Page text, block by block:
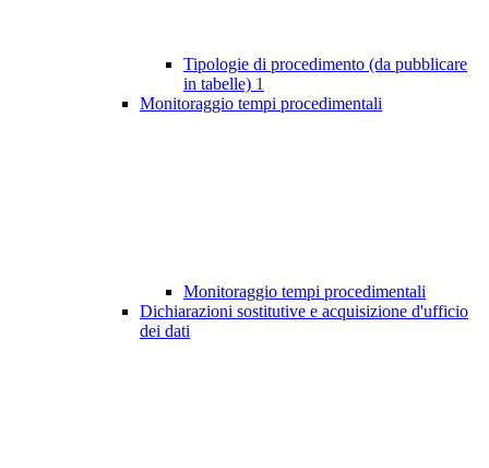
Tipologie di procedimento (da pubblicare
in tabelle) 1
Monitoraggio tempi procedimentali
Monitoraggio tempi procedimentali
Dichiarazioni sostitutive e acquisizione d'ufficio
dei dati